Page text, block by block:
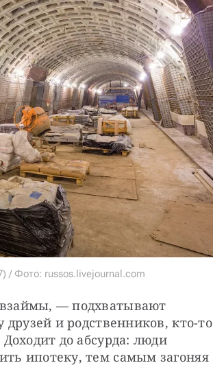
/ Фото: russos.livejournal.com
— подхватывают
и родственников, кто-то
до абсурда: люди
ипотеку, тем самым загоняя